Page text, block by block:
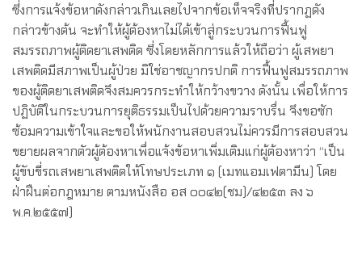
ซึ่งการแจ้งข้อหาดังกล่าวเกินเลยไปจากข้อเท็จจริงที่ปรากฏดัง
กล่าวข้างต้น จะทำให้ผู้ต้องหาไม่ได้เข้าสู่กระบวนการฟื้นฟู
สมรรถภาพผู้ติดยาเสพติด ซึ่งโดยหลักการแล้วให้ถือว่า ผู้เสพยา
เสพติดมีสภาพเป็นผู้ป่วย มิใช่อาชญากรปกติ การฟื้นฟูสมรรถภาพ
ของผู้ติดยาเสพติดจึงสมควรกระทำให้กว้างขวาง ดังนั้น เพื่อให้การ
ปฏิบัติในกระบวนการยุติธรรมเป็นไปด้วยความราบรื่น จึงขอซัก
ซ้อมความเข้าใจและขอให้พนักงานสอบสวนไม่ควรมีการสอบสวน
ขยายผลจากตัวผู้ต้องหาเพื่อแจ้งข้อหาเพิ่มเติมแก่ผู้ต้องหาว่า “เป็น
ผู้ขับขี่รถเสพยาเสพติดให้โทษประเภท ๑ (เมทแอมเฟตามีน) โดย
ฝ่าฝืนต่อกฎหมาย ตามหนังสือ อส ๐๐๔๒(ชม)/๔๒๕๓ ลง ๖
พ.ค.๒๕๕๗)